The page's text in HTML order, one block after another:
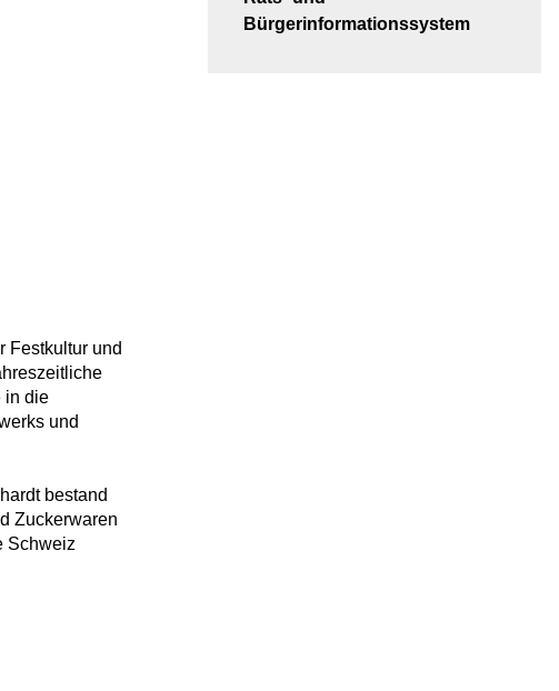
Festkultur und
in die
und
bestand
Zuckerwaren
Schweiz
Bürgerinformationssystem